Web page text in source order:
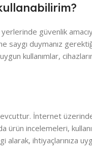
güvenlik
duymanız
kullanımlar,
İnternet
incelemeleri,
alarak, ihtiyaçlarınıza